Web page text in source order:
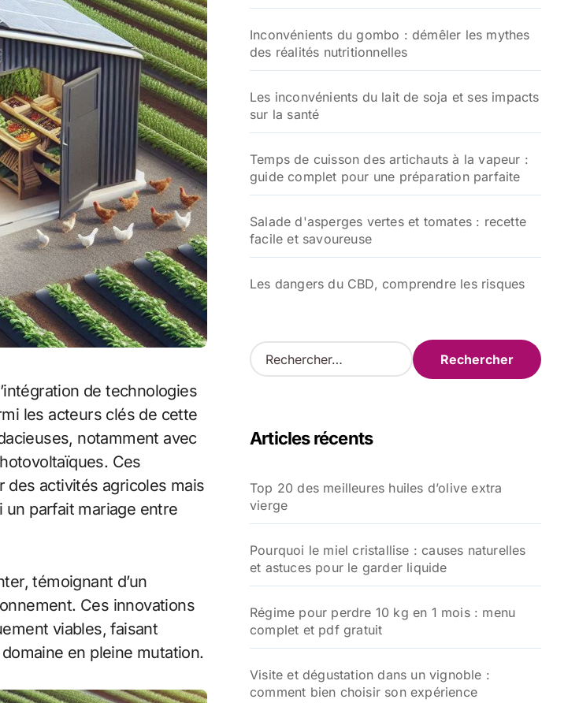
les acteurs clés de cette
notamment avec
Ces
des activités agricoles mais
un parfait mariage entre
témoignant d’un
Ces innovations
viables, faisant
en pleine mutation.
Inconvénients du gombo : démêler les mythes
des réalités nutritionnelles
Les inconvénients du lait de soja et ses impacts
sur la santé
Temps de cuisson des artichauts à la vapeur :
guide complet pour une préparation parfaite
Salade d'asperges vertes et tomates : recette
facile et savoureuse
Les dangers du CBD, comprendre les risques
R
e
r
e
r
Articles récents
Top 20 des meilleures huiles d’olive extra
vierge
Pourquoi le miel cristallise : causes naturelles
et astuces pour le garder liquide
Régime pour perdre 10 kg en 1 mois : menu
complet et pdf gratuit
Visite et dégustation dans un vignoble :
comment bien choisir son expérience